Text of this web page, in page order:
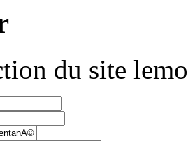
du site